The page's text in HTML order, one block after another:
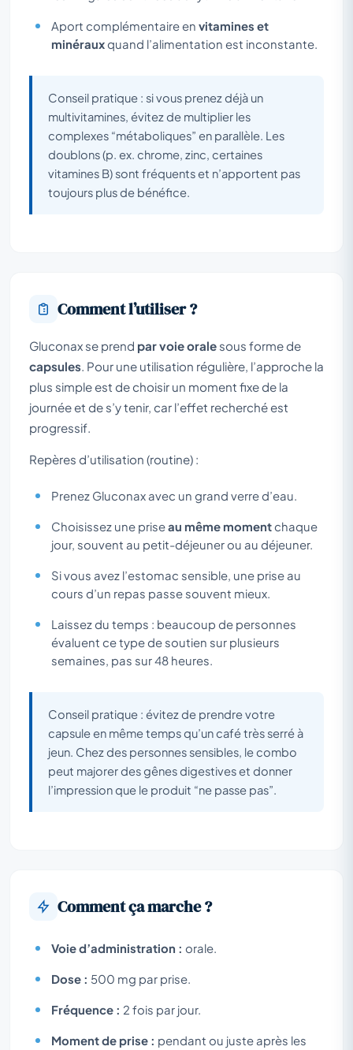
Aport complémentaire en vitamines et
minérauxquand l’alimentation est inconstante.
Conseil pratique : si vous prenez déjà un
multivitamines, évitez de multiplier les
complexes “métaboliques” en parallèle. Les
doublons (p. ex. chrome, zinc, certaines
vitamines B) sont fréquents et n’apportent pas
toujours plus de bénéfice.
Comment l’utiliser ?
Gluconax se prend par voie orale sous forme de
capsules . Pour une utilisation régulière, l’approche la
plus simple est de choisir un moment fixe de la
journée et de s’y tenir, car l’effet recherché est
progressif.
Repères d’utilisation (routine) :
Prenez Gluconax avec un grand verre d’eau.
Choisissez une priseau même momentchaque
jour, souvent au petit-déjeuner ou au déjeuner.
Si vous avez l’estomac sensible, une prise au
cours d’un repas passe souvent mieux.
Laissez du temps : beaucoup de personnes
évaluent ce type de soutien sur plusieurs
semaines, pas sur 48 heures.
Conseil pratique : évitez de prendre votre
capsule en même temps qu’un café très serré à
jeun. Chez des personnes sensibles, le combo
peut majorer des gênes digestives et donner
l’impression que le produit “ne passe pas”.
Comment ça marche ?
Voie d’administration : orale.
Dose : 500 mg par prise.
Fréquence : 2 fois par jour.
Moment de prise : pendant ou juste après les